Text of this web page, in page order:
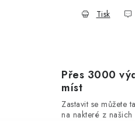
Tisk
Přes 3000
míst
Zastavit se můžete
na nakteré z našich